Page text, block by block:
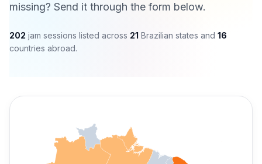
missing? Send it through the form below.
202 jam sessions listed across 21 Brazilian states and 16
countries abroad.